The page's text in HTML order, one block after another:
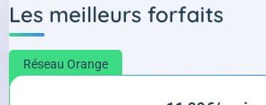
Les meilleurs forfaits
Réseau Orange